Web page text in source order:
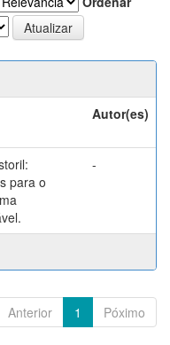
Autor(es)
para o
-
Anterior 1 Póximo